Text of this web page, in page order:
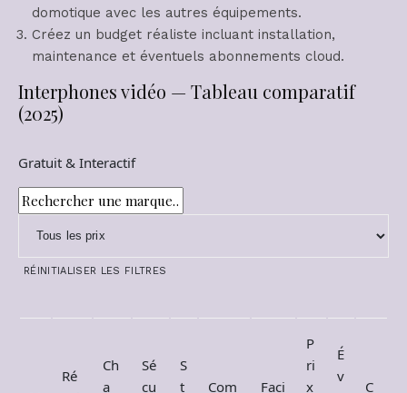
domotique avec les autres équipements.
Créez un budget réaliste incluant installation,
maintenance et éventuels abonnements cloud.
Interphones vidéo — Tableau comparatif
(2025)
Gratuit & Interactif
RÉINITIALISER LES FILTRES
Ré
Ch
a
Sé
cu
S
t
Com
Faci
P
ri
x
É
v
C